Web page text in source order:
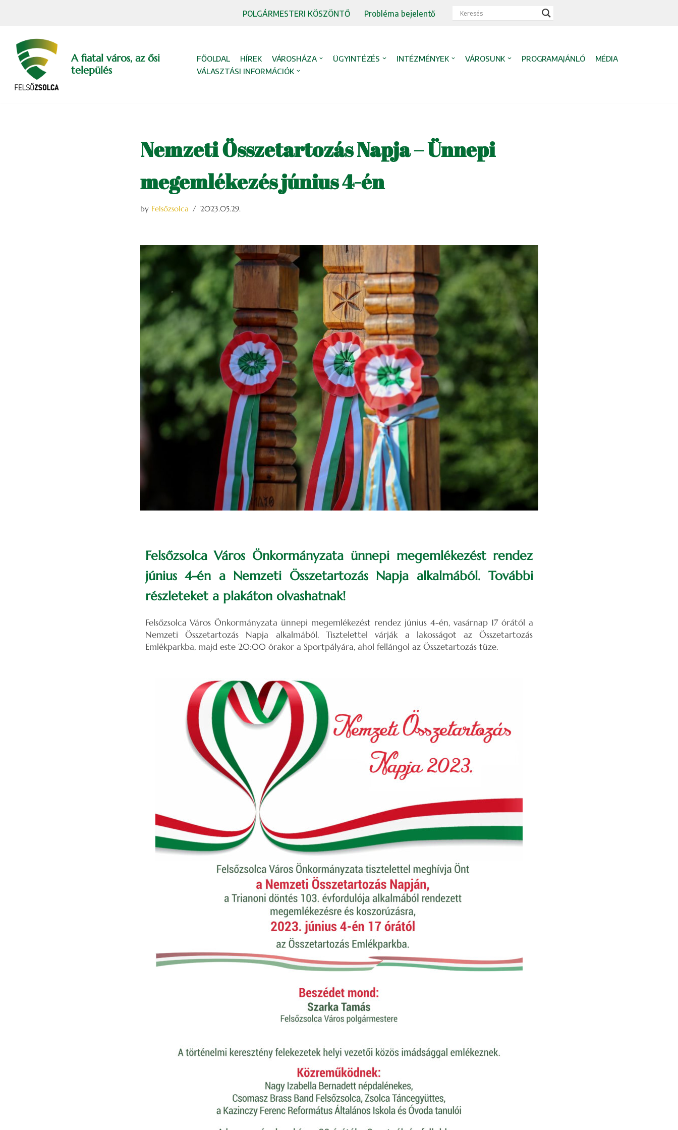
content
POLGÁRMESTERI KÖSZÖNTŐ Probléma bejelentő
A fiatal város, az ősi
település
FŐOLDAL HÍREK VÁROSHÁZA ÜGYINTÉZÉS INTÉZMÉNYEK VÁROSUNK PROGRAMAJÁNLÓ
MÉDIA
VÁLASZTÁSI INFORMÁCIÓK
Nemzeti Összetartozás Napja – Ünnepi
megemlékezés június 4-én
by Felsőzsolca 2023.05.29.
Felsőzsolca Város Önkormányzata ünnepi megemlékezést rendez
június 4-én a Nemzeti Összetartozás Napja alkalmából. További
részleteket a plakáton olvashatnak!
Felsőzsolca Város Önkormányzata ünnepi megemlékezést rendez június 4-én, vasárnap 17 órától a
Nemzeti Összetartozás Napja alkalmából. Tisztelettel várják a lakosságot az Összetartozás
Emlékparkba, majd este 20:00 órakor a Sportpályára, ahol fellángol az Összetartozás tüze.